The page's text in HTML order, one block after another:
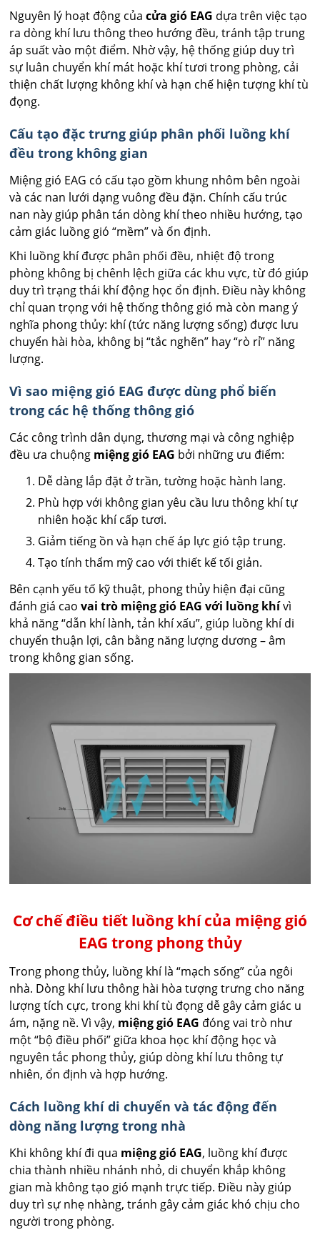
Nguyên lý hoạt động củacửa gió EAG dựa trên việc tạo
ra dòng khí lưu thông theo hướng đều, tránh tập trung
áp suất vào một điểm. Nhờ vậy, hệ thống giúp duy trì
sự luân chuyển khí mát hoặc khí tươi trong phòng, cải
thiện chất lượng không khí và hạn chế hiện tượng khí tù
đọng.
Cấu tạo đặc trưng giúp phân phối luồng khí
đều trong không gian
Miệng gió EAG có cấu tạo gồm khung nhôm bên ngoài
và các nan lưới dạng vuông đều đặn. Chính cấu trúc
nan này giúp phân tán dòng khí theo nhiều hướng, tạo
cảm giác luồng gió “mềm” và ổn định.
Khi luồng khí được phân phối đều, nhiệt độ trong
phòng không bị chênh lệch giữa các khu vực, từ đó giúp
duy trì trạng thái khí động học ổn định. Điều này không
chỉ quan trọng với hệ thống thông gió mà còn mang ý
nghĩa phong thủy: khí (tức năng lượng sống) được lưu
chuyển hài hòa, không bị “tắc nghẽn” hay “rò rỉ” năng
lượng.
Vì sao miệng gió EAG được dùng phổ biến
trong các hệ thống thông gió
Các công trình dân dụng, thương mại và công nghiệp
đều ưa chuộng miệng gió EAG bởi những ưu điểm:
Dễ dàng lắp đặt ở trần, tường hoặc hành lang.
Phù hợp với không gian yêu cầu lưu thông khí tự
nhiên hoặc khí cấp tươi.
Giảm tiếng ồn và hạn chế áp lực gió tập trung.
Tạo tính thẩm mỹ cao với thiết kế tối giản.
Bên cạnh yếu tố kỹ thuật, phong thủy hiện đại cũng
đánh giá caovai trò miệng gió EAG với luồng khívì
khả năng “dẫn khí lành, tản khí xấu”, giúp luồng khí di
chuyển thuận lợi, cân bằng năng lượng dương – âm
trong không gian sống.
Cơ chế điều tiết luồng khí của miệng gió
EAG trong phong thủy
Trong phong thủy, luồng khí là “mạch sống” của ngôi
nhà. Dòng khí lưu thông hài hòa tượng trưng cho năng
lượng tích cực, trong khi khí tù đọng dễ gây cảm giác u
ám, nặng nề. Vì vậy, miệng gió EAG đóng vai trò như
một “bộ điều phối” giữa khoa học khí động học và
nguyên tắc phong thủy, giúp dòng khí lưu thông tự
nhiên, ổn định và hợp hướng.
Cách luồng khí di chuyển và tác động đến
dòng năng lượng trong nhà
Khi không khí đi qua miệng gió EAG, luồng khí được
chia thành nhiều nhánh nhỏ, di chuyển khắp không
gian mà không tạo gió mạnh trực tiếp. Điều này giúp
duy trì sự nhẹ nhàng, tránh gây cảm giác khó chịu cho
người trong phòng.